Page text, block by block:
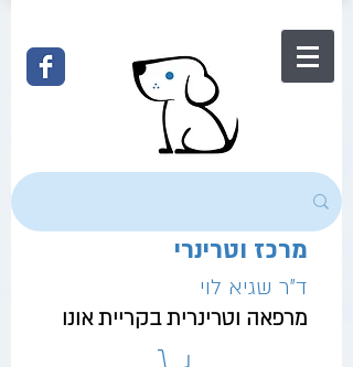
מרכז וטרינרי
ד"ר שגיא לוי
מרפאה וטרינרית בקריית אונו